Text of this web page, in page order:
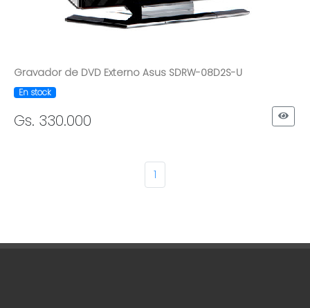
Gravador de DVD Externo Asus SDRW-08D2S-U
En stock
Gs. 330.000
1